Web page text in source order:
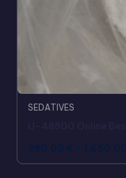
SEDATIVES
280,00 € – 1.650,00